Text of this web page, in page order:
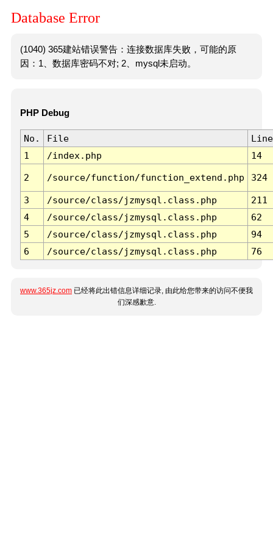
Database Error
(1040) 365建站错误警告：连接数据库失败，可能的原
因：1、数据库密码不对; 2、mysql未启动。
PHP Debug
No. File
Line
1
/index.php 14
2 /source/function/function_extend.php 324
3 /source/class/jzmysql.class.php
211
4
/source/class/jzmysql.class.php
62
5
/source/class/jzmysql.class.php
94
6
/source/class/jzmysql.class.php 76
www.365jz.com 已经将此出错信息详细记录, 由此给您带来的访问不便我
们深感歉意.